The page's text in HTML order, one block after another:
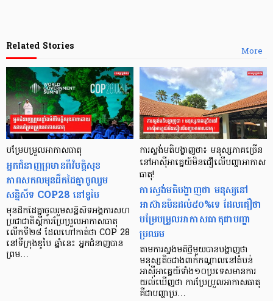
More
Related Stories
បម្រែបម្រួលអាកាសធាតុ
អ្នកជំនាញព្រមានពីវិបត្តិសុខ
ភាពសកលមុនដឹកដៃគ្នាចូលរួម
សន្និសីទ COP28 នៅឌូបៃ
មុនដឹកដៃគ្នាចូលរួមសន្និសីទអង្គការសហ
ប្រជាជាតិស្តីការប្រែប្រួលអាកាសធាតុ
លើកទី២៨ ដែលហៅកាត់ថា COP 28
នៅទីក្រុងឌូបៃ ឆ្នាំនេះ អ្នកជំនាញបាន
ព្រម…
ការស្ទង់មតិបង្ហាញថា៖ មនុស្សភាគច្រើន
នៅអាស៊ីអាគ្នេយ៍មិនជឿលើបញ្ហាអាកាស
ធាតុ!
ការស្ទង់មតិបង្ហាញថា មនុស្សនៅ
អាស៊ានមិនដល់៥០%ទេ ដែលជឿថា
បម្រែបម្រួលអាកាសធាតុជាបញ្ហា
ប្រឈម
តាមការស្ទង់មតិថ្មីមួយបានបង្ហាញថា
មនុស្សតិចជាងពាក់កណ្តាលនៅតំបន់
អាស៊ីអាគ្នេយ៍ទាំង១០ប្រទេសមានការ
យល់ឃើញថា ការប្រែប្រួលអាកាសធាតុ
គឺជាបញ្ហាប្រ…